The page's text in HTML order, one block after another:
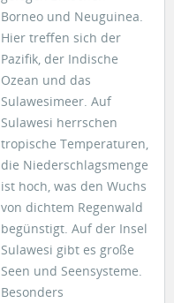
Borneo und Neuguinea.
Hier treffen sich der
Pazifik, der Indische
Ozean und das
Sulawesimeer. Auf
Sulawesi herrschen
tropische Temperaturen,
die Niederschlagsmenge
ist hoch, was den Wuchs
von dichtem Regenwald
begünstigt. Auf der Insel
Sulawesi gibt es große
Seen und Seensysteme.
Besonders